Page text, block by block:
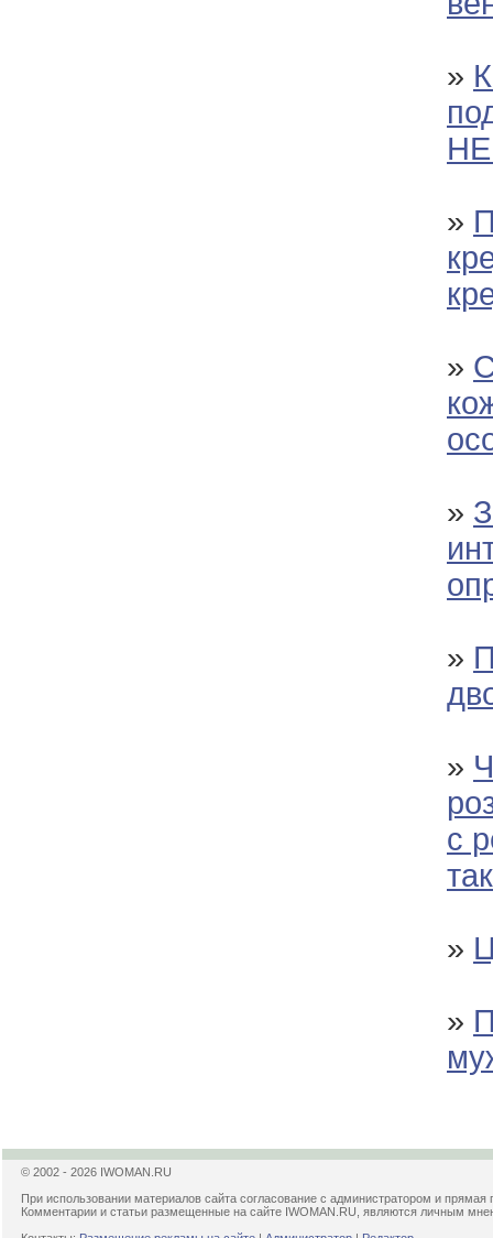
»
»
»
»
»
»
с
»
»
© 2002 - 2026 IWOMAN.RU
При использовании материалов сайта согласование с администратором и прямая
Комментарии и статьи размещенные на сайте IWOMAN.RU, являются личным